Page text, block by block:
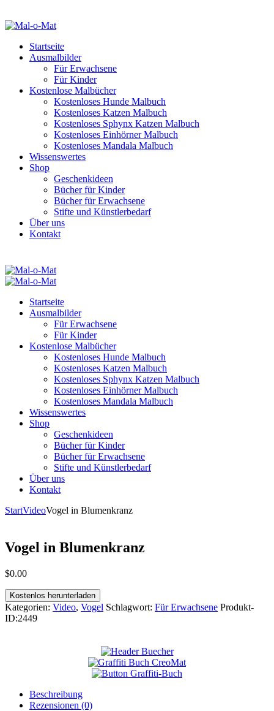
Startseite
Ausmalbilder
Für Erwachsene
Für Kinder
Kostenlose Malbücher
Kostenloses Hunde Malbuch
Kostenloses Katzen Malbuch
Kostenloses Sphynx Katzen Malbuch
Kostenloses Einhörner Malbuch
Kostenloses Mandala Malbuch
Wissenswertes
Shop
Geschenkideen
Bücher für Kinder
Bücher für Erwachsene
Stifte und Künstlerbedarf
Über uns
Kontakt
Startseite
Ausmalbilder
Für Erwachsene
Für Kinder
Kostenlose Malbücher
Kostenloses Hunde Malbuch
Kostenloses Katzen Malbuch
Kostenloses Sphynx Katzen Malbuch
Kostenloses Einhörner Malbuch
Kostenloses Mandala Malbuch
Wissenswertes
Shop
Geschenkideen
Bücher für Kinder
Bücher für Erwachsene
Stifte und Künstlerbedarf
Über uns
Kontakt
StartVideoVogel in Blumenkranz
Vogel in Blumenkranz
$0.00
Kostenlos herunterladen
Kategorien: Video, Vogel Schlagwort: Für Erwachsene Produkt-
ID:2449
Beschreibung
Rezensionen (0)